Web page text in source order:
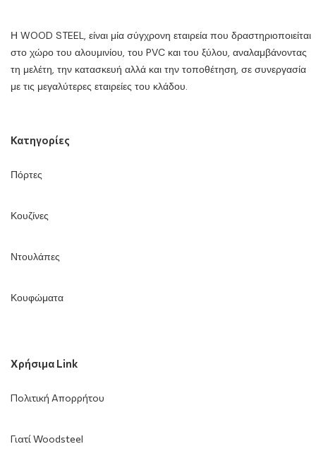
Η WOOD STEEL, είναι μία σύγχρονη εταιρεία που δραστηριοποιείται
στο χώρο του αλουμινίου, του PVC και του ξύλου, αναλαμβάνοντας
τη μελέτη, την κατασκευή αλλά και την τοποθέτηση, σε συνεργασία
με τις μεγαλύτερες εταιρείες του κλάδου.
Κατηγορίες
Πόρτες
Κουζίνες
Ντουλάπες
Κουφώματα
Χρήσιμα Link
Πολιτική Απορρήτου
Γιατί Woodsteel